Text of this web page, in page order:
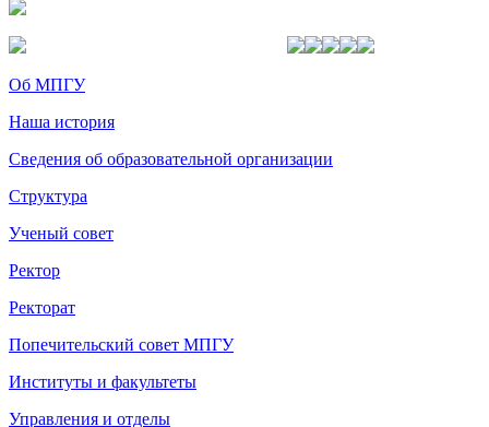
Об МПГУ
Наша история
Сведения об образовательной организации
Структура
Ученый совет
Ректор
Ректорат
Попечительский совет МПГУ
Институты и факультеты
Управления и отделы